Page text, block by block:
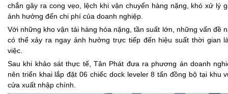
chắn gây ra cong vẹo, lệch khi vận chuyển hàng nặng, khó xử lý
ảnh hưởng đến chi phí của doanh nghiệp.
Với những kho vận tải hàng hóa nặng, tần suất lớn, những vấn đề
có thể xảy ra ngay ảnh hưởng trực tiếp đến hiệu suất thời gian
việc.
Sau khi khảo sát thực tế, Tân Phát đưa ra phương án doanh
nên triển khai lắp đặt 06 chiếc dock leveler 8 tấn đồng bộ tại khu
cửa xuất nhập chính.